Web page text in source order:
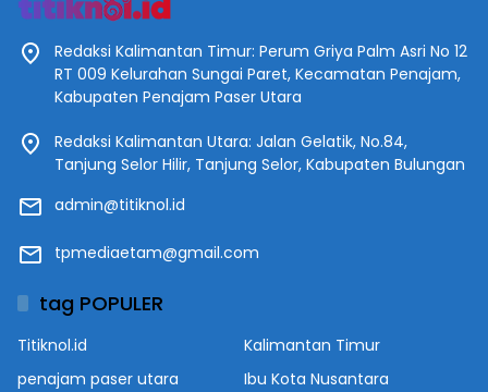
Redaksi Kalimantan Timur: Perum Griya Palm Asri No 12
RT 009 Kelurahan Sungai Paret, Kecamatan Penajam,
Kabupaten Penajam Paser Utara
Redaksi Kalimantan Utara: Jalan Gelatik, No.84,
Tanjung Selor Hilir, Tanjung Selor, Kabupaten Bulungan
admin@titiknol.id
tpmediaetam@gmail.com
tag POPULER
Titiknol.id
Kalimantan Timur
penajam paser utara
Ibu Kota Nusantara